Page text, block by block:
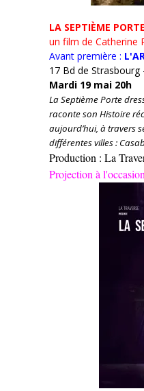
LA SEPTIÈME PORTE
un film de Catherine
Avant première :
17 Bd de Strasbourg
Mardi 19 mai 20h
La Septième Porte
raconte son Histoire
aujourd’hui, à travers
différentes villes :
Production : La
Projection à